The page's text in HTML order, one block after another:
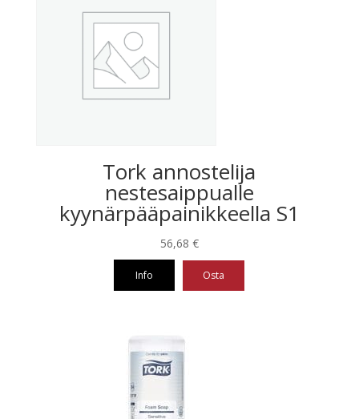
muunnelma.
Tork annostelija
nestesaippualle
kyynärpääpainikkeella S1
56,68 €
Info Osta